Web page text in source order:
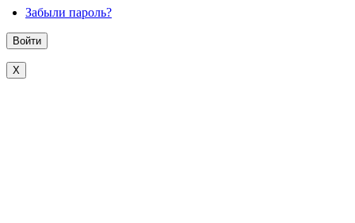
Забыли пароль?
X